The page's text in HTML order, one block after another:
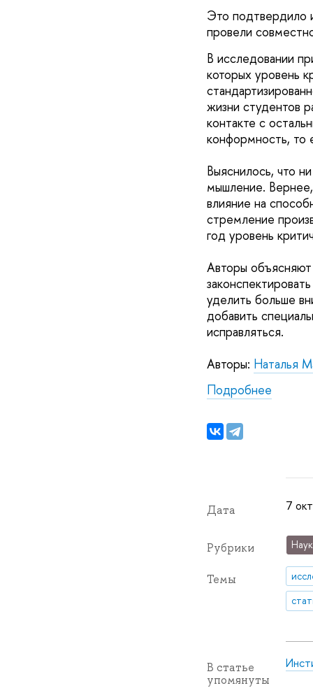
Это подтвердило
провели
В исследовании
которых уровень
жизни студентов
контакте с
конформность, то
Выяснилось, что
мышление.
влияние на
стремление
год уровень
Авторы
уделить больше
добавить
исправляться.
Авторы: Наталья
Подробнее
Дата 7
Рубрики
Темы
В статье
упомянуты